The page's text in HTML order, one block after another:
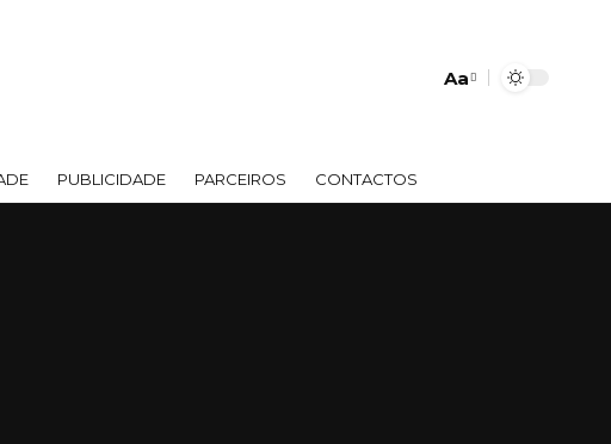
Font
Aa
PUBLICIDADE PARCEIROS CONTACTOS